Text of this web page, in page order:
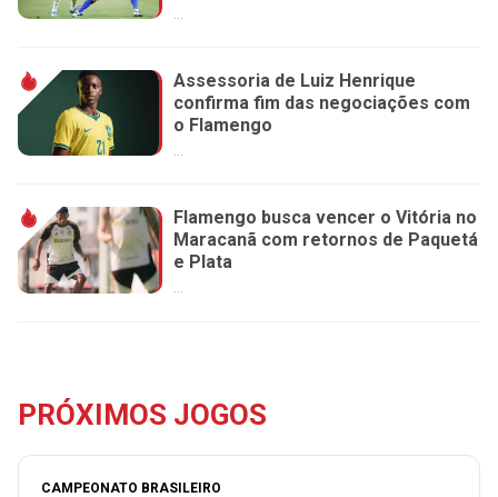
Assessoria de Luiz Henrique
confirma fim das negociações com
o Flamengo
...
Flamengo busca vencer o Vitória no
Maracanã com retornos de Paquetá
e Plata
...
PRÓXIMOS JOGOS
CAMPEONATO BRASILEIRO